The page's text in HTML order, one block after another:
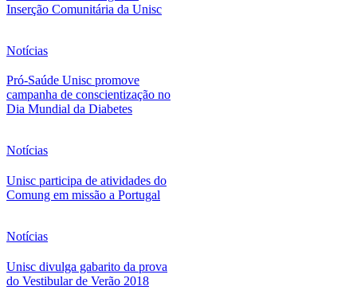
Inserção Comunitária da Unisc
Notícias
Pró-Saúde Unisc promove
campanha de conscientização no
Dia Mundial da Diabetes
Notícias
Unisc participa de atividades do
Comung em missão a Portugal
Notícias
Unisc divulga gabarito da prova
do Vestibular de Verão 2018